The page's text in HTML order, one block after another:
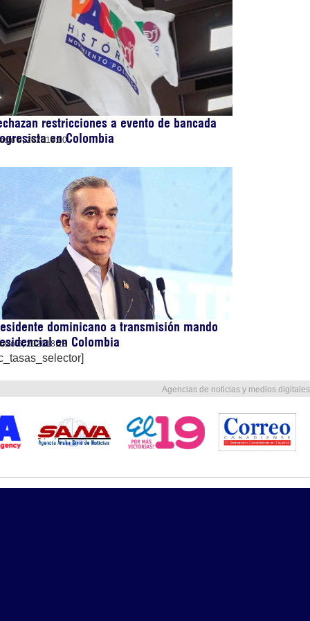
restricciones a evento de bancada
en Colombia
6, 202619:10
dominicano a transmisión mando
en Colombia
6, 202618:28
Agencias de noticias y medios digitales